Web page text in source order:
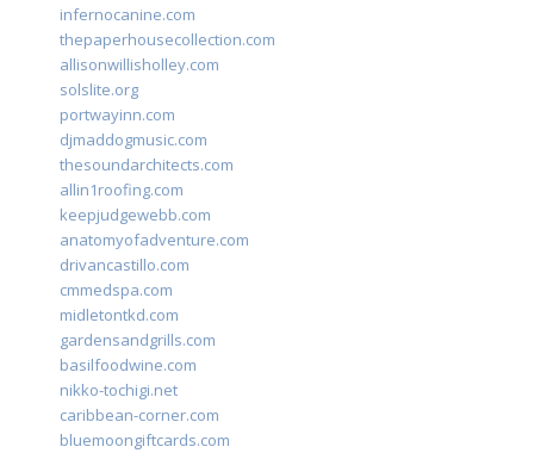
infernocanine.com
thepaperhousecollection.com
allisonwillisholley.com
solslite.org
portwayinn.com
djmaddogmusic.com
thesoundarchitects.com
allin1roofing.com
keepjudgewebb.com
anatomyofadventure.com
drivancastillo.com
cmmedspa.com
midletontkd.com
gardensandgrills.com
basilfoodwine.com
nikko-tochigi.net
caribbean-corner.com
bluemoongiftcards.com